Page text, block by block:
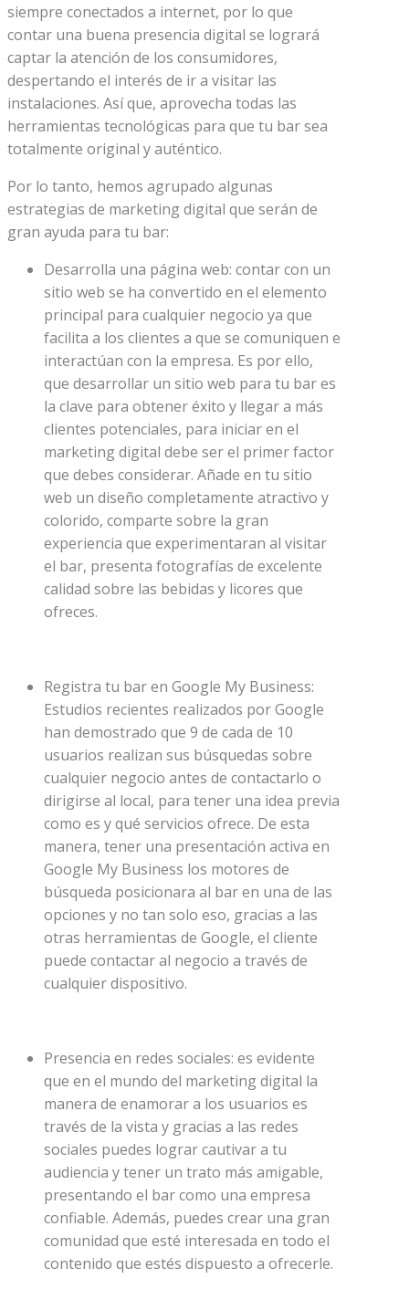
siempre conectados a internet, por lo que
contar una buena presencia digital se logrará
captar la atención de los consumidores,
despertando el interés de ir a visitar las
instalaciones. Así que, aprovecha todas las
herramientas tecnológicas para que tu bar sea
totalmente original y auténtico.
Por lo tanto, hemos agrupado algunas
estrategias de marketing digital que serán de
gran ayuda para tu bar:
Desarrolla una página web: contar con un
sitio web se ha convertido en el elemento
principal para cualquier negocio ya que
facilita a los clientes a que se comuniquen e
interactúan con la empresa. Es por ello,
que desarrollar un sitio web para tu bar es
la clave para obtener éxito y llegar a más
clientes potenciales, para iniciar en el
marketing digital debe ser el primer factor
que debes considerar. Añade en tu sitio
web un diseño completamente atractivo y
colorido, comparte sobre la gran
experiencia que experimentaran al visitar
el bar, presenta fotografías de excelente
calidad sobre las bebidas y licores que
ofreces.
Registra tu bar en Google My Business:
Estudios recientes realizados por Google
han demostrado que 9 de cada de 10
usuarios realizan sus búsquedas sobre
cualquier negocio antes de contactarlo o
dirigirse al local, para tener una idea previa
como es y qué servicios ofrece. De esta
manera, tener una presentación activa en
Google My Business los motores de
búsqueda posicionara al bar en una de las
opciones y no tan solo eso, gracias a las
otras herramientas de Google, el cliente
puede contactar al negocio a través de
cualquier dispositivo.
Presencia en redes sociales: es evidente
que en el mundo del marketing digital la
manera de enamorar a los usuarios es
través de la vista y gracias a las redes
sociales puedes lograr cautivar a tu
audiencia y tener un trato más amigable,
presentando el bar como una empresa
confiable. Además, puedes crear una gran
comunidad que esté interesada en todo el
contenido que estés dispuesto a ofrecerle.